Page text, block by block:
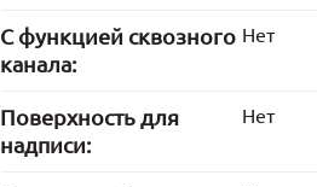
С функцией сквозного
канала:
Нет
Поверхность для
надписи:
Нет